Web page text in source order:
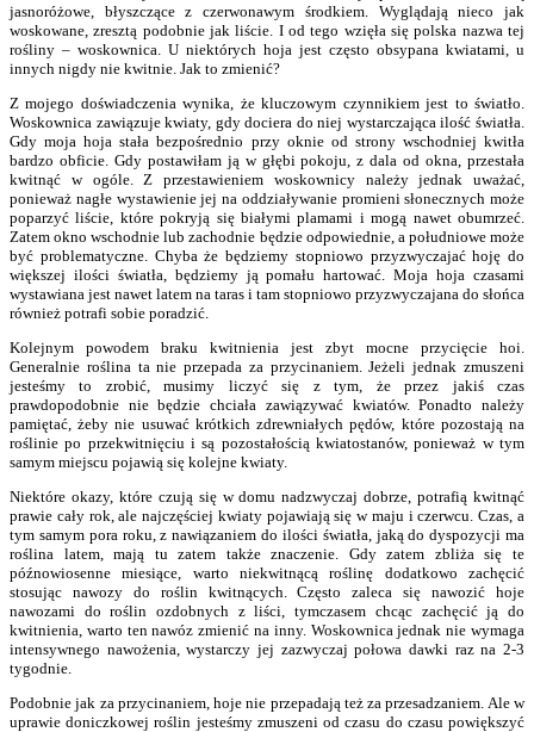
jasnoróżowe, błyszczące z czerwonawym środkiem. Wyglądają nieco jak
woskowane, zresztą podobnie jak liście. I od tego wzięła się polska nazwa tej
rośliny – woskownica. U niektórych hoja jest często obsypana kwiatami, u
innych nigdy nie kwitnie. Jak to zmienić?
Z mojego doświadczenia wynika, że kluczowym czynnikiem jest to światło.
Woskownica zawiązuje kwiaty, gdy dociera do niej wystarczająca ilość światła.
Gdy moja hoja stała bezpośrednio przy oknie od strony wschodniej kwitła
bardzo obficie. Gdy postawiłam ją w głębi pokoju, z dala od okna, przestała
kwitnąć w ogóle. Z przestawieniem woskownicy należy jednak uważać,
ponieważ nagłe wystawienie jej na oddziaływanie promieni słonecznych może
poparzyć liście, które pokryją się białymi plamami i mogą nawet obumrzeć.
Zatem okno wschodnie lub zachodnie będzie odpowiednie, a południowe może
być problematyczne. Chyba że będziemy stopniowo przyzwyczajać hoję do
większej ilości światła, będziemy ją pomału hartować. Moja hoja czasami
wystawiana jest nawet latem na taras i tam stopniowo przyzwyczajana do słońca
również potrafi sobie poradzić.
Kolejnym powodem braku kwitnienia jest zbyt mocne przycięcie hoi.
Generalnie roślina ta nie przepada za przycinaniem. Jeżeli jednak zmuszeni
jesteśmy to zrobić, musimy liczyć się z tym, że przez jakiś czas
prawdopodobnie nie będzie chciała zawiązywać kwiatów. Ponadto należy
pamiętać, żeby nie usuwać krótkich zdrewniałych pędów, które pozostają na
roślinie po przekwitnięciu i są pozostałością kwiatostanów, ponieważ w tym
samym miejscu pojawią się kolejne kwiaty.
Niektóre okazy, które czują się w domu nadzwyczaj dobrze, potrafią kwitnąć
prawie cały rok, ale najczęściej kwiaty pojawiają się w maju i czerwcu. Czas, a
tym samym pora roku, z nawiązaniem do ilości światła, jaką do dyspozycji ma
roślina latem, mają tu zatem także znaczenie. Gdy zatem zbliża się te
późnowiosenne miesiące, warto niekwitnącą roślinę dodatkowo zachęcić
stosując nawozy do roślin kwitnących. Często zaleca się nawozić hoje
nawozami do roślin ozdobnych z liści, tymczasem chcąc zachęcić ją do
kwitnienia, warto ten nawóz zmienić na inny. Woskownica jednak nie wymaga
intensywnego nawożenia, wystarczy jej zazwyczaj połowa dawki raz na 2-3
tygodnie.
Podobnie jak za przycinaniem, hoje nie przepadają też za przesadzaniem. Ale w
uprawie doniczkowej roślin jesteśmy zmuszeni od czasu do czasu powiększyć